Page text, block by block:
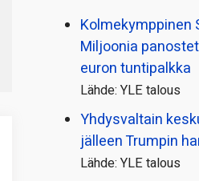
Kolmekymppinen
Miljoonia
euron tuntipalkka
Lähde: YLE talous
Yhdysvaltain
jälleen Trumpin
Lähde: YLE talous